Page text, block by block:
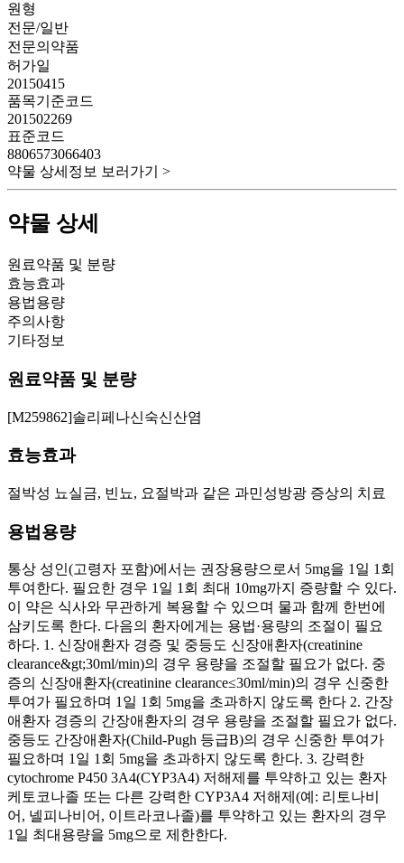
원형
전문/일반
전문의약품
허가일
20150415
품목기준코드
201502269
표준코드
8806573066403
약물 상세정보 보러가기 >
약물 상세
원료약품 및 분량
효능효과
용법용량
주의사항
기타정보
원료약품 및 분량
[M259862]솔리페나신숙신산염
효능효과
절박성 뇨실금, 빈뇨, 요절박과 같은 과민성방광 증상의 치료
용법용량
통상 성인(고령자 포함)에서는 권장용량으로서 5mg을 1일 1회
투여한다. 필요한 경우 1일 1회 최대 10mg까지 증량할 수 있다.
이 약은 식사와 무관하게 복용할 수 있으며 물과 함께 한번에
삼키도록 한다. 다음의 환자에게는 용법·용량의 조절이 필요
하다. 1. 신장애환자 경증 및 중등도 신장애환자(creatinine
clearance&gt;30ml/min)의 경우 용량을 조절할 필요가 없다. 중
증의 신장애환자(creatinine clearance≤30ml/min)의 경우 신중한
투여가 필요하며 1일 1회 5mg을 초과하지 않도록 한다 2. 간장
애환자 경증의 간장애환자의 경우 용량을 조절할 필요가 없다.
중등도 간장애환자(Child-Pugh 등급B)의 경우 신중한 투여가
필요하며 1일 1회 5mg을 초과하지 않도록 한다. 3. 강력한
cytochrome P450 3A4(CYP3A4) 저해제를 투약하고 있는 환자
케토코나졸 또는 다른 강력한 CYP3A4 저해제(예: 리토나비
어, 넬피나비어, 이트라코나졸)를 투약하고 있는 환자의 경우
1일 최대용량을 5mg으로 제한한다.